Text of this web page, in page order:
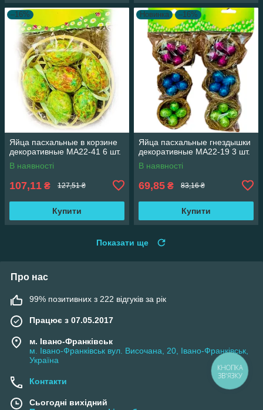
–16%
Яйца пасхальные в корзине
декоративные MA22-41 6 шт.
В наявності
107,11 ₴ 127,51 ₴
Купити
Новинка –16%
Яйца пасхальные гнездышки
декоративные MA22-19 3 шт.
В наявності
69,85 ₴ 83,16 ₴
Купити
Показати ще
Про нас
99% позитивних з 222 відгуків за рік
Працює з 07.05.2017
м. Івано-Франківськ
м. Івано-Франківськ вул. Височана, 20, Івано-Франківськ,
Україна
Контакти
Сьогодні вихідний
КНОПКА
ЗВ'ЯЗКУ